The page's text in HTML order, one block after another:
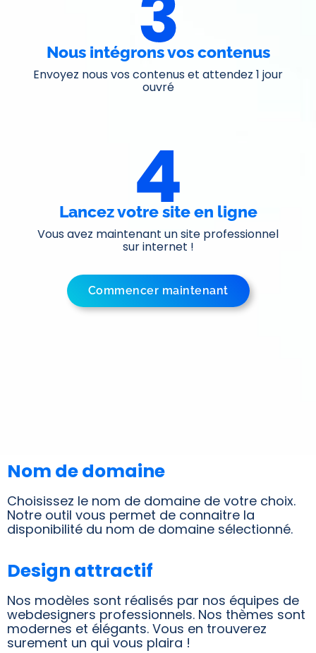
Nous intégrons vos contenus
Envoyez nous vos contenus et attendez 1 jour
ouvré
Lancez votre site en ligne
Vous avez maintenant un site professionnel
sur internet !
Commencer maintenant
Nom de domaine
Choisissez le nom de domaine de votre choix.
Notre outil vous permet de connaitre la
disponibilité du nom de domaine sélectionné.
Design attractif
Nos modèles sont réalisés par nos équipes de
webdesigners professionnels. Nos thèmes sont
modernes et élégants. Vous en trouverez
surement un qui vous plaira !